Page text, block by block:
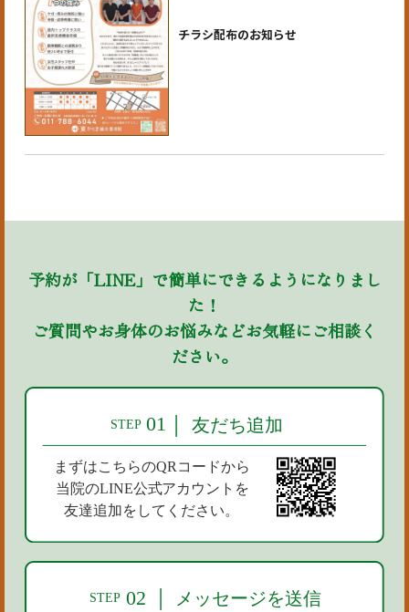
チラシ配布のお知らせ
予約が「LINE」で簡単にできるようになりまし
た！
ご質問やお身体のお悩みなどお気軽にご相談く
ださい。